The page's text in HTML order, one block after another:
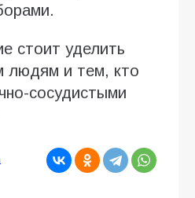
стоит уделить
людям и тем, кто
сосудистыми